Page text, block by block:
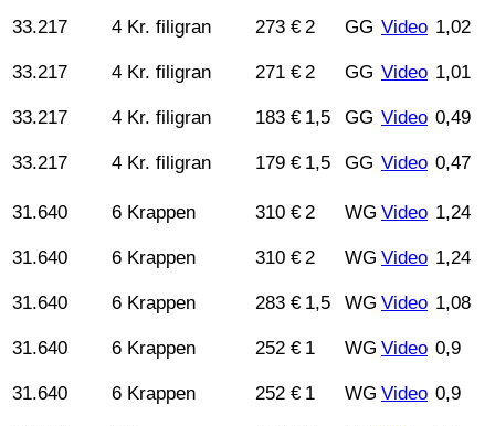
33.217 4 Kr. filigran 273 € 2 GG Video 1,02
33.217 4 Kr. filigran 271 € 2 GG Video 1,01
33.217 4 Kr. filigran 183 € 1,5 GG Video 0,49
33.217 4 Kr. filigran 179 € 1,5 GG Video 0,47
31.640 6 Krappen 310 € 2 WG Video 1,24
31.640 6 Krappen 310 € 2 WG Video 1,24
31.640 6 Krappen 283 € 1,5 WG Video 1,08
31.640 6 Krappen 252 € 1 WG Video 0,9
31.640 6 Krappen 252 € 1 WG Video 0,9